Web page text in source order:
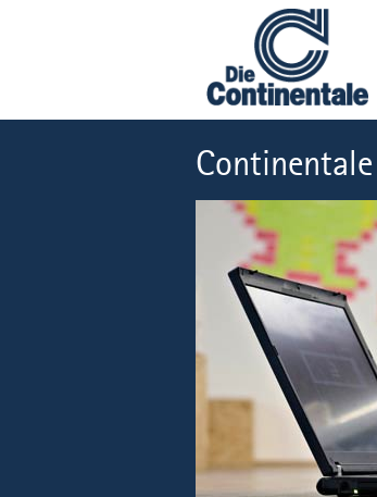
Continentale